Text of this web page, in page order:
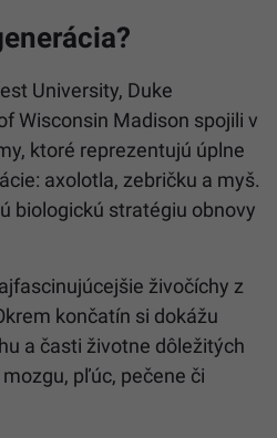
University, Duke
Wisconsin Madison spojili v
ktoré reprezentujú úplne
axolotla, zebričku a myš.
biologickú stratégiu obnovy
živočíchy z
končatín si dokážu
a časti životne dôležitých
pľúc, pečene či